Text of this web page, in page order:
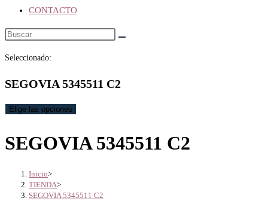
CONTACTO
Seleccionado:
SEGOVIA 5345511 C2
Elige las opciones
SEGOVIA 5345511 C2
Inicio>
TIENDA>
SEGOVIA 5345511 C2